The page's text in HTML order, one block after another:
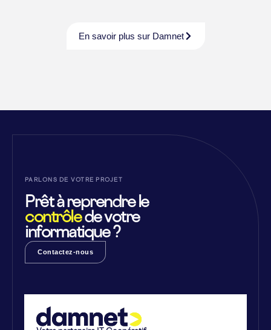
En savoir plus sur Damnet
PARLONS DE VOTRE PROJET
Prêt à reprendre le
contrôlede votre
informatique ?
Contactez-nous